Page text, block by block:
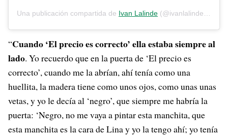
Una publicación compartida de Ivan Lalinde (@ivanlalindeg) el
“Cuando ‘El precio es correcto’ ella estaba siempre al
lado. Yo recuerdo que en la puerta de ‘El precio es
correcto’, cuando me la abrían, ahí tenía como una
huellita, la madera tiene como unos ojos, como unas unas
vetas, y yo le decía al ‘negro’, que siempre me habría la
puerta: ‘Negro, no me vaya a pintar esta manchita, que
esta manchita es la cara de Lina y yo la tengo ahí; yo tenía